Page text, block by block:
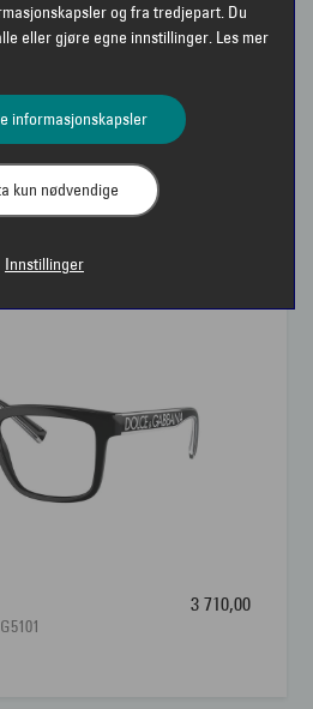
FILTER
du kan velge innfatninger fra
til det siste nye som følger
er briller en viktig del av
er det fint å ha briller til
en av våre butikker for en titt
får lyst på er enn ett par.
3 710,00
og fra tredjepart. Du
eller gjøre egne innstillinger. Les mer
informasjonskapsler
kun nødvendige
Innstillinger